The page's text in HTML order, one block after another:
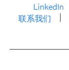
LinkedIn
联系我们